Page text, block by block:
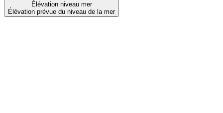
Élévation niveau mer
Élévation prévue du niveau de la mer